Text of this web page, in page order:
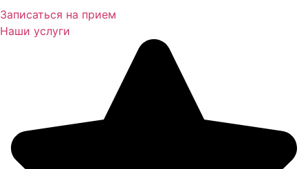
Записаться на прием
Наши услуги